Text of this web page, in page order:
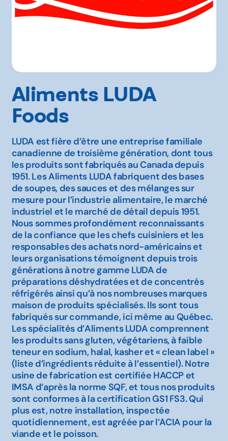
Aliments LUDA
Foods
LUDA est fière d’être une entreprise familiale
canadienne de troisième génération, dont tous
les produits sont fabriqués au Canada depuis
1951. Les Aliments LUDA fabriquent des bases
de soupes, des sauces et des mélanges sur
mesure pour l’industrie alimentaire, le marché
industriel et le marché de détail depuis 1951.
Nous sommes profondément reconnaissants
de la confiance que les chefs cuisiniers et les
responsables des achats nord-américains et
leurs organisations témoignent depuis trois
générations à notre gamme LUDA de
préparations déshydratées et de concentrés
réfrigérés ainsi qu’à nos nombreuses marques
maison de produits spécialisés. Ils sont tous
fabriqués sur commande, ici même au Québec.
Les spécialités d’Aliments LUDA comprennent
les produits sans gluten, végétariens, à faible
teneur en sodium, halal, kasher et « clean label »
(liste d’ingrédients réduite à l’essentiel). Notre
usine de fabrication est certifiée HACCP et
IMSA d’après la norme SQF, et tous nos produits
sont conformes à la certification GS1 FS3. Qui
plus est, notre installation, inspectée
quotidiennement, est agréée par l’ACIA pour la
viande et le poisson.